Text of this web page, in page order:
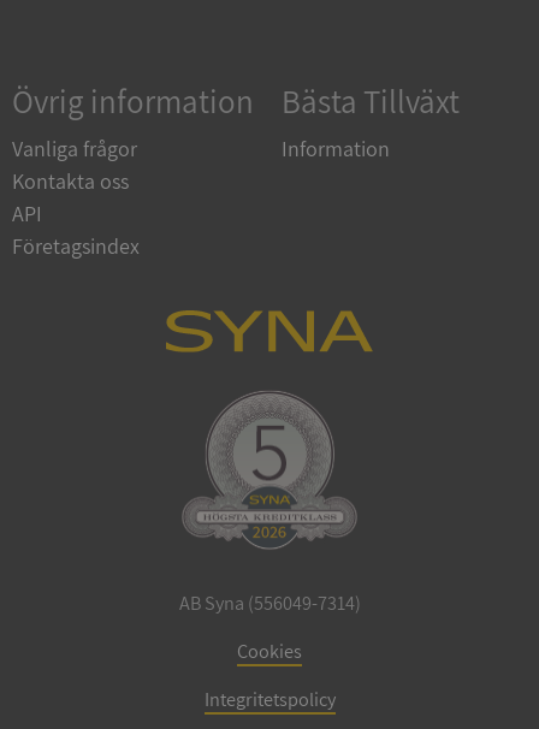
Övrig information
Vanliga frågor
Kontakta oss
API
Företagsindex
Bästa Tillväxt
Information
AB Syna (556049-7314)
Cookies
Integritetspolicy
ASP.NET_SessionId
Microsoft
Corporation
de.syna.se